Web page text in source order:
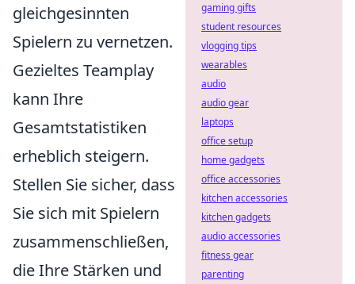
gleichgesinnten
Spielern zu vernetzen.
Gezieltes Teamplay
kann Ihre
Gesamtstatistiken
erheblich steigern.
Stellen Sie sicher, dass
Sie sich mit Spielern
zusammenschließen,
die Ihre Stärken und
gaming gifts
student resources
vlogging tips
wearables
audio
audio gear
laptops
office setup
home gadgets
office accessories
kitchen accessories
kitchen gadgets
audio accessories
fitness gear
parenting